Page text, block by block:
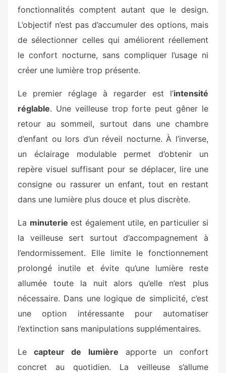
fonctionnalités comptent autant que le design.
L’objectif n’est pas d’accumuler des options, mais
de sélectionner celles qui améliorent réellement
le confort nocturne, sans compliquer l’usage ni
créer une lumière trop présente.
Le premier réglage à regarder est l’intensité
réglable. Une veilleuse trop forte peut gêner le
retour au sommeil, surtout dans une chambre
d’enfant ou lors d’un réveil nocturne. À l’inverse,
un éclairage modulable permet d’obtenir un
repère visuel suffisant pour se déplacer, lire une
consigne ou rassurer un enfant, tout en restant
dans une lumière plus douce et plus discrète.
La minuterie est également utile, en particulier si
la veilleuse sert surtout d’accompagnement à
l’endormissement. Elle limite le fonctionnement
prolongé inutile et évite qu’une lumière reste
allumée toute la nuit alors qu’elle n’est plus
nécessaire. Dans une logique de simplicité, c’est
une option intéressante pour automatiser
l’extinction sans manipulations supplémentaires.
Lecapteur de lumière apporte un confort
concret au quotidien. La veilleuse s’allume